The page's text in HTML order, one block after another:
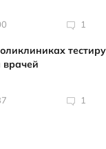
1
врачей
1